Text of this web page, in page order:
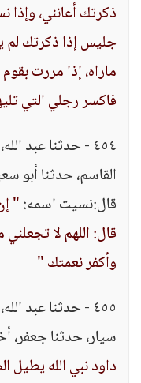
ذكرتك أعانني، وإذا
جليس إذا ذكرتك لم
ماراه، إذا مررت
فاكسر رجلي التي
٤٥٤ - حدثنا عبد
القاسم، حدثنا أبو
قال:نسيت اسمه:"
قال: اللهم لا
وأكفر نعمتك "
٤٥٥ - حدثنا عبد
سيار، حدثنا جعفر،
داود نبي الله يطيل